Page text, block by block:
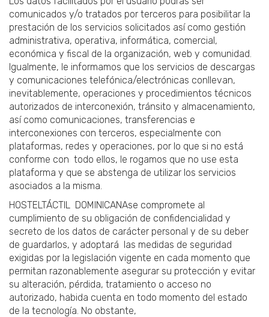
comunicados y/o tratados por terceros para posibilitar la
prestación de los servicios solicitados así como gestión
administrativa, operativa, informática, comercial,
económica y fiscal de la organización, web y comunidad.
Igualmente, le informamos que los servicios de descargas
y comunicaciones telefónica/electrónicas conllevan,
inevitablemente, operaciones y procedimientos técnicos
autorizados de interconexión, tránsito y almacenamiento,
así como comunicaciones, transferencias e
interconexiones con terceros, especialmente con
plataformas, redes y operaciones, por lo que si no está
conforme con todo ellos, le rogamos que no use esta
plataforma y que se abstenga de utilizar los servicios
asociados a la misma.
HOSTELTÁCTIL DOMINICANAse compromete al
cumplimiento de su obligación de confidencialidad y
secreto de los datos de carácter personal y de su deber
de guardarlos, y adoptará las medidas de seguridad
exigidas por la legislación vigente en cada momento que
permitan razonablemente asegurar su protección y evitar
su alteración, pérdida, tratamiento o acceso no
autorizado, habida cuenta en todo momento del estado
de la tecnología. No obstante,